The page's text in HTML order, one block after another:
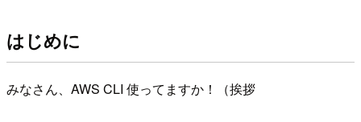
はじめに
みなさん、AWS CLI 使ってますか！（挨拶